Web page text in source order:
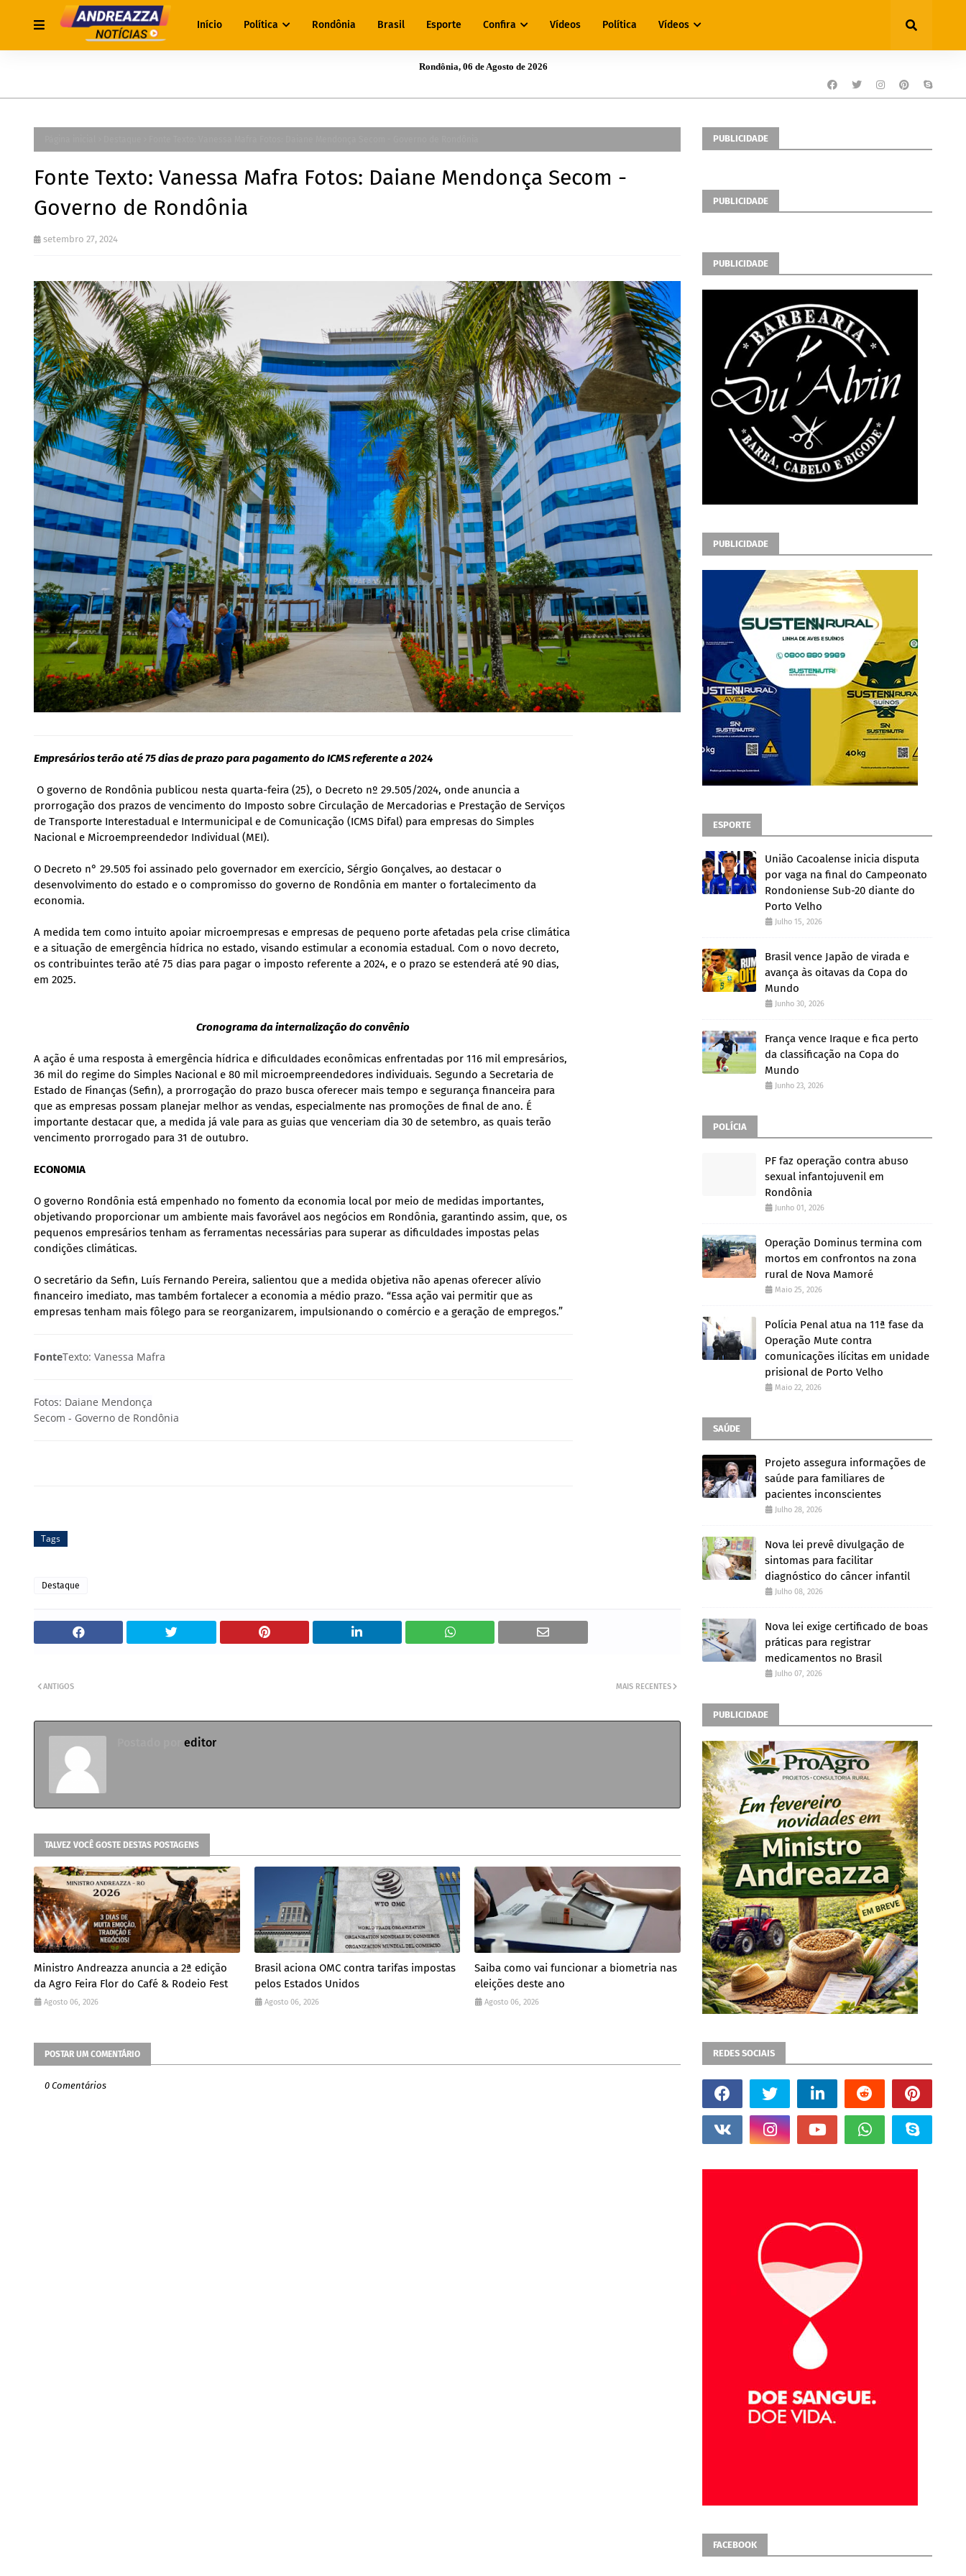
Início Política Rondônia Brasil Esporte Confira Vídeos Política Vídeos
Rondônia, 06 de Agosto de 2026
Fonte Texto: Vanessa Mafra Fotos: Daiane Mendonça Secom -
Governo de Rondônia
setembro 27, 2024
Empresários terão até 75 dias de prazo para pagamento do ICMS referente a 2024
O governo de Rondônia publicou nesta quarta-feira (25), o Decreto nº 29.505/2024, onde anuncia a
prorrogação dos prazos de vencimento do Imposto sobre Circulação de Mercadorias e Prestação de Serviços
de Transporte Interestadual e Intermunicipal e de Comunicação (ICMS Difal) para empresas do Simples
Nacional e Microempreendedor Individual (MEI).
O Decreto n° 29.505 foi assinado pelo governador em exercício, Sérgio Gonçalves, ao destacar o
desenvolvimento do estado e o compromisso do governo de Rondônia em manter o fortalecimento da
economia.
A medida tem como intuito apoiar microempresas e empresas de pequeno porte afetadas pela crise climática
e a situação de emergência hídrica no estado, visando estimular a economia estadual. Com o novo decreto,
os contribuintes terão até 75 dias para pagar o imposto referente a 2024, e o prazo se estenderá até 90 dias,
em 2025.
Cronograma da internalização do convênio
A ação é uma resposta à emergência hídrica e dificuldades econômicas enfrentadas por 116 mil empresários,
36 mil do regime do Simples Nacional e 80 mil microempreendedores individuais. Segundo a Secretaria de
Estado de Finanças (Sefin), a prorrogação do prazo busca oferecer mais tempo e segurança financeira para
que as empresas possam planejar melhor as vendas, especialmente nas promoções de final de ano. É
importante destacar que, a medida já vale para as guias que venceriam dia 30 de setembro, as quais terão
vencimento prorrogado para 31 de outubro.
ECONOMIA
O governo Rondônia está empenhado no fomento da economia local por meio de medidas importantes,
objetivando proporcionar um ambiente mais favorável aos negócios em Rondônia, garantindo assim, que, os
pequenos empresários tenham as ferramentas necessárias para superar as dificuldades impostas pelas
condições climáticas.
O secretário da Sefin, Luís Fernando Pereira, salientou que a medida objetiva não apenas oferecer alívio
financeiro imediato, mas também fortalecer a economia a médio prazo. “Essa ação vai permitir que as
empresas tenham mais fôlego para se reorganizarem, impulsionando o comércio e a geração de empregos.”
FonteTexto: Vanessa Mafra
Fotos: Daiane Mendonça
Secom - Governo de Rondônia
Tags
Destaque
MAIS RECENTES
ANTIGOS
editor
TALVEZ VOCÊ GOSTE DESTAS POSTAGENS
Ministro Andreazza anuncia a 2ª edição
da Agro Feira Flor do Café & Rodeio Fest
Agosto 06, 2026
Brasil aciona OMC contra tarifas impostas
pelos Estados Unidos
Agosto 06, 2026
Saiba como vai funcionar a biometria nas
eleições deste ano
Agosto 06, 2026
POSTAR UM COMENTÁRIO
0 Comentários
PUBLICIDADE
PUBLICIDADE
PUBLICIDADE
PUBLICIDADE
ESPORTE
União Cacoalense inicia disputa
por vaga na final do Campeonato
Rondoniense Sub-20 diante do
Porto Velho
Julho 15, 2026
Brasil vence Japão de virada e
avança às oitavas da Copa do
Mundo
Junho 30, 2026
França vence Iraque e fica perto
da classificação na Copa do
Mundo
Junho 23, 2026
POLÍCIA
PF faz operação contra abuso
sexual infantojuvenil em
Rondônia
Junho 01, 2026
Operação Dominus termina com
mortos em confrontos na zona
rural de Nova Mamoré
Maio 25, 2026
Polícia Penal atua na 11ª fase da
Operação Mute contra
comunicações ilícitas em unidade
prisional de Porto Velho
Maio 22, 2026
SAÚDE
Projeto assegura informações de
saúde para familiares de
pacientes inconscientes
Julho 28, 2026
Nova lei prevê divulgação de
sintomas para facilitar
diagnóstico do câncer infantil
Julho 08, 2026
Nova lei exige certificado de boas
práticas para registrar
medicamentos no Brasil
Julho 07, 2026
PUBLICIDADE
REDES SOCIAIS
FACEBOOK